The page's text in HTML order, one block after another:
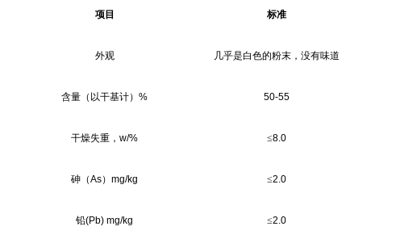
项目 标准
外观 几乎是白色的粉末，没有味道
含量（以干基计） % 50-55
干燥失重， w/% ≤8.0
砷（As） mg/kg ≤2.0
铅(Pb) mg/kg ≤2.0